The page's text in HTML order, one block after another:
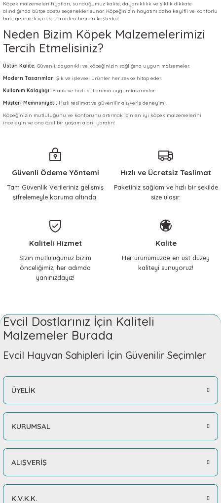
Köpek malzemeleri fiyatları, sunduğumuz kalite, dayanıklılık ve şıklık dikkate
alındığında bütçe dostu seçenekler sunar. Köpeğinizin hayatını daha keyifli ve konforlu
hale getirmek için bu ürünleri hemen keşfedin!
Neden Bizim Köpek Malzemelerimizi
Tercih Etmelisiniz?
Üstün Kalite: Güvenli, dayanıklı ve köpeğinizin sağlığına uygun malzemeler.
Modern Tasarımlar: Şık ve işlevsel ürünler her zevke hitap eder.
Kullanım Kolaylığı: Pratik ve hızlı kullanıma uygun tasarımlar.
Müşteri Memnuniyeti: Hızlı teslimat ve güvenilir alışveriş deneyimi.
Köpeğinizin mutluluğunu ve konforunu artırmak için en iyi köpek malzemelerini
inceleyin ve ona özel bir yaşam alanı yaratın!
Güvenli Ödeme Yöntemi
Tam Güvenlik Verileriniz gelişmiş
şifrelemeyle koruma altında.
Hızlı ve Ücretsiz Teslimat
Paketiniz sağlam ve hızlı bir şekilde
size ulaşır.
Kaliteli Hizmet
Sizin mutluluğunuz bizim
önceliğimiz, her adımda
yanınızdayız!
Kalite
Her ürünümüzde en üst düzey
kaliteyi sunuyoruz!
Evcil Dostlarınız İçin Kaliteli
Malzemeler Burada
Evcil Hayvan Sahipleri İçin Güvenilir Seçimler
ÜYELİK
KURUMSAL
ALIŞVERİŞ
K.V.K.K.